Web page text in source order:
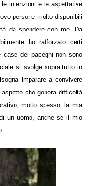
le intenzioni e le aspettative
persone molto disponibili
da spendere con me. Da
ho rafforzato certi
dei pacegni non sono
si svolge soprattutto in
imparare a convivere
che genera difficoltà
molto spesso, la mia
un uomo, anche se il mio